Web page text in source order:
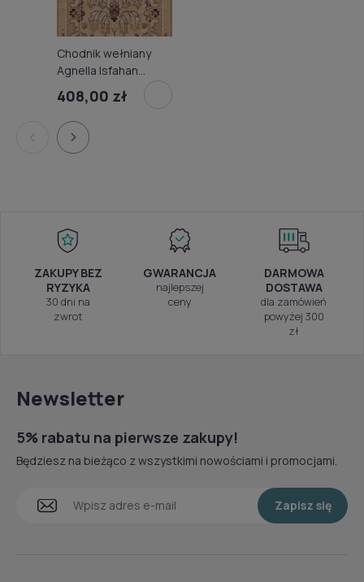
Chodnik wełniany
Agnella Isfahan
Amara jasny beż
408,00 zł
ZAKUPY BEZ
RYZYKA
30 dni na
zwrot
GWARANCJA
najlepszej
ceny
DARMOWA
DOSTAWA
dla zamówień
powyżej 300
zł
Newsletter
5% rabatu na pierwsze zakupy!
Będziesz na bieżąco z wszystkimi nowościami i promocjami.
Zapisz się